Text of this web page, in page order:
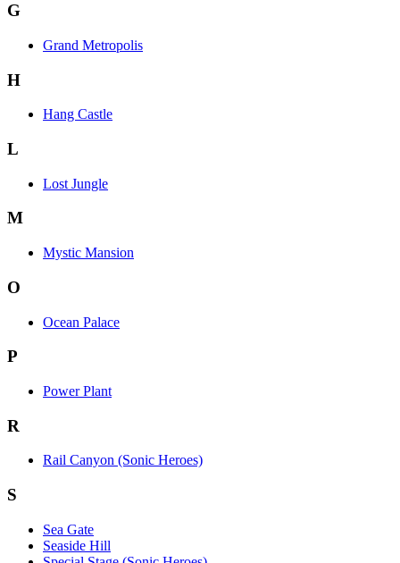
G
Grand Metropolis
H
Hang Castle
L
Lost Jungle
M
Mystic Mansion
O
Ocean Palace
P
Power Plant
R
Rail Canyon (Sonic Heroes)
S
Sea Gate
Seaside Hill